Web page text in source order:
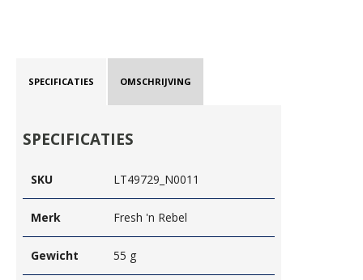
SPECIFICATIES OMSCHRIJVING
SPECIFICATIES
SKU LT49729_N0011
Merk Fresh 'n Rebel
Gewicht 55 g